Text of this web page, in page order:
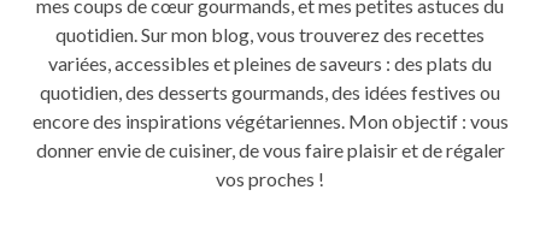
mes coups de cœur gourmands, et mes petites astuces du
quotidien. Sur mon blog, vous trouverez des recettes
variées, accessibles et pleines de saveurs : des plats du
quotidien, des desserts gourmands, des idées festives ou
encore des inspirations végétariennes. Mon objectif : vous
donner envie de cuisiner, de vous faire plaisir et de régaler
vos proches !